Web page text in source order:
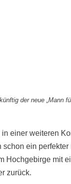
der neue „Mann
einer weiteren
ein
Hochgebirge mit
zurück.